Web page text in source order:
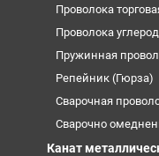
Проволока
Проволока
Пружинная
Репейник (Гюрза)
Сварочная
Сварочно
Канат